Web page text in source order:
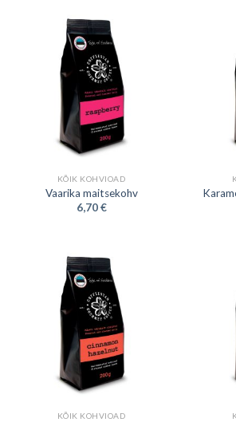
KÕIK KOHVIOAD
Vaarika maitsekohv
6,70€
KÕIK KOHVIOAD